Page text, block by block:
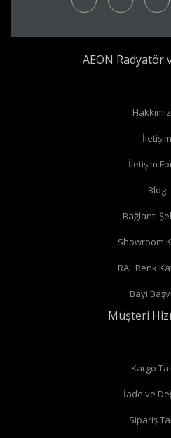
AEON Radyatör
İletişim
İletişim
Blog
Bağlantı
Showroom
RAL Renk
Bayi
Müşteri
Kargo
İade ve
Sipariş